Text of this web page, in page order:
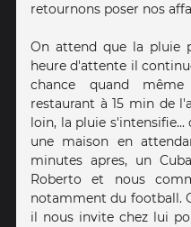
retournons poser nos
On attend que la pluie
heure d'attente il
chance quand
restaurant à 15 min de
loin, la pluie
une maison en
minutes apres, un
Roberto et nous
notamment du football.
il nous invite chez lui